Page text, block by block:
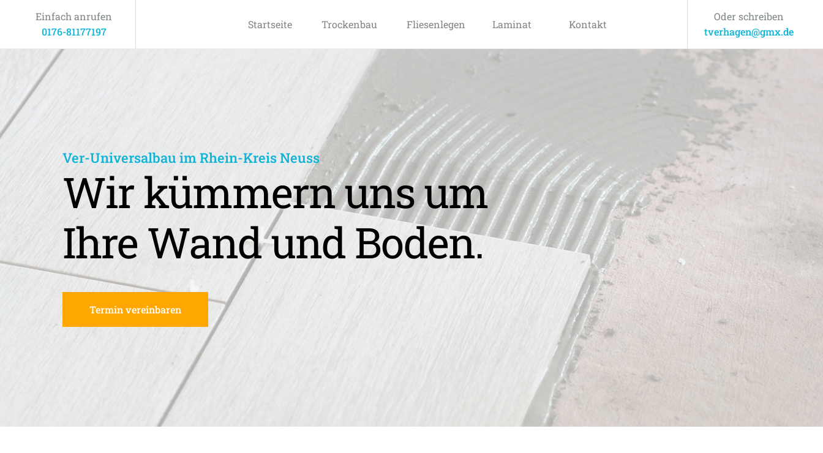
Einfach anrufen
0176-81177197
Startseite Trockenbau Fliesenlegen Laminat Kontakt
Oder schreiben
tverhagen@gmx.de
Ver-Universalbau im Rhein-Kreis Neuss
Wir kümmern uns um
Ihre Wand und Boden.
Termin vereinbaren